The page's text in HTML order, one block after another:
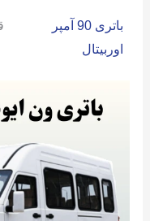
باتری 90 آمپر
اوربیتال